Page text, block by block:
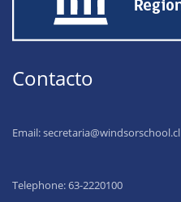
Contacto
Email:secretaria@windsorschool.cl
Telephone: 63-2220100